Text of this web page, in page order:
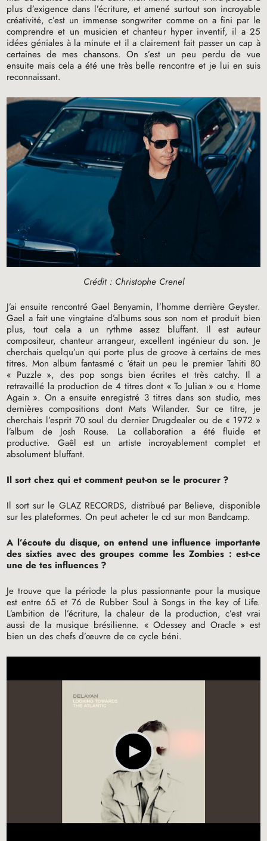
plus d’exigence dans l’écriture, et amené surtout son incroyable
créativité, c’est un immense songwriter comme on a fini par le
comprendre et un musicien et chanteur hyper inventif, il a 25
idées géniales à la minute et il a clairement fait passer un cap à
certaines de mes chansons. On s’est un peu perdu de vue
ensuite mais cela a été une très belle rencontre et je lui en suis
reconnaissant.
Crédit : Christophe Crenel
J’ai ensuite rencontré Gael Benyamin, l’homme derrière Geyster.
Gael a fait une vingtaine d’albums sous son nom et produit bien
plus, tout cela a un rythme assez bluffant. Il est auteur
compositeur, chanteur arrangeur, excellent ingénieur du son. Je
cherchais quelqu’un qui porte plus de groove à certains de mes
titres. Mon album fantasmé c ‘était un peu le premier Tahiti 80
« Puzzle », des pop songs bien écrites et très catchy. Il a
retravaillé la production de 4 titres dont « To Julian » ou « Home
Again ». On a ensuite enregistré 3 titres dans son studio, mes
dernières compositions dont Mats Wilander. Sur ce titre, je
cherchais l’esprit 70 soul du dernier Drugdealer ou de « 1972 »
l’album de Josh Rouse. La collaboration a été fluide et
productive. Gaêl est un artiste incroyablement complet et
absolument bluffant.
Il sort chez qui et comment peut-on se le procurer ?
Il sort sur le GLAZ RECORDS, distribué par Believe, disponible
sur les plateformes. On peut acheter le cd sur mon Bandcamp.
A l’écoute du disque, on entend une influence importante
des sixties avec des groupes comme les Zombies : est-ce
une de tes influences ?
Je trouve que la période la plus passionnante pour la musique
est entre 65 et 76 de Rubber Soul à Songs in the key of Life.
L’ambition de l’écriture, la chaleur de la production, c’est vrai
aussi de la musique brésilienne. « Odessey and Oracle » est
bien un des chefs d’œuvre de ce cycle béni.